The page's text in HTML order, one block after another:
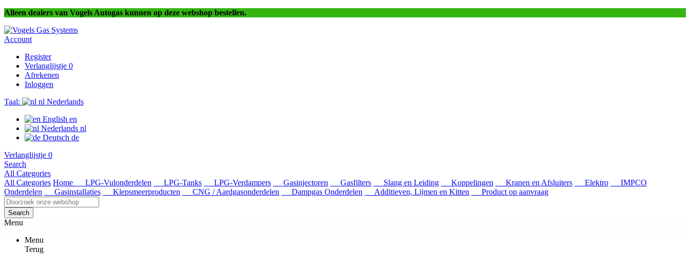
Alleen dealers van Vogels Autogas kunnen op deze webshop bestellen.
Account
Register
Verlanglijstje 0
Afrekenen
Inloggen
Taal:
nl Nederlands
English en
Nederlands nl
Deutsch de
Verlanglijstje 0
Search
All Categories
All Categories Home LPG-Vulonderdelen LPG-Tanks LPG-Verdampers Gasinjectoren Gasfilters Slang en Leiding Koppelingen Kranen en Afsluiters Elektro
IMPCO
Onderdelen
Gasinstallaties Klepsmeerproducten CNG / Aardgasonderdelen Dampgas Onderdelen Additieven, Lijmen en Kitten Product op aanvraag
Search
Menu
Menu
Terug